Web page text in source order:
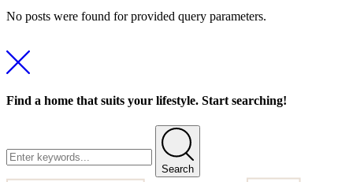
No posts were found for provided query parameters.
Find a home that suits your lifestyle. Start searching!
Search